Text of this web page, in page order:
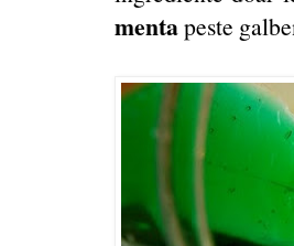
mentapeste